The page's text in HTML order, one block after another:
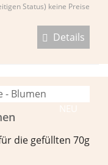
Status) keine Preise
Details
NEU
die gefüllten 70g